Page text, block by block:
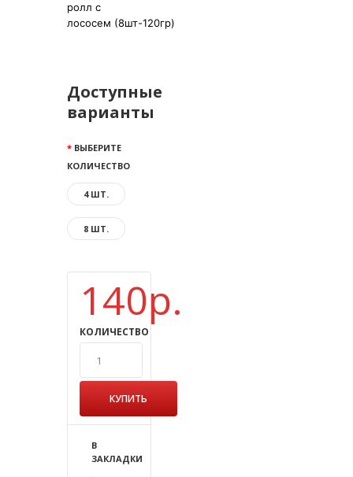
ролл с
лососем (8шт-120гр)
Доступные
варианты
ВЫБЕРИТЕ
КОЛИЧЕСТВО
4 ШТ.
8 ШТ.
140р.
КОЛИЧЕСТВО
В
ЗАКЛАДКИ